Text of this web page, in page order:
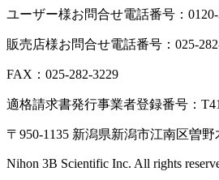
ユーザー様お問合せ電話番号：0120-
販売店様お問合せ電話番号：025-
FAX：025-282-3229
適格請求書発行事業者登録番号：
〒950-1135 新潟県新潟市江南区曽
Nihon 3B Scientific Inc. All rights